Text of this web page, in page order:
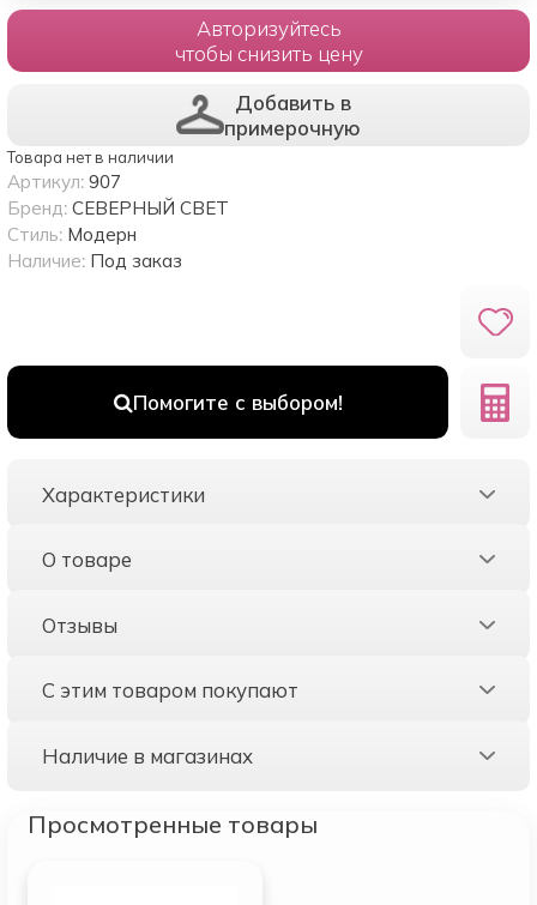
Авторизуйтесь
чтобы снизить цену
Добавить в
примерочную
Товара нет в наличии
Помогите с выбором!
Артикул: 907
Бренд: СЕВЕРНЫЙ СВЕТ
Стиль: Модерн
Наличие: Под заказ
Характеристики
О товаре
Отзывы
С этим товаром покупают
Наличие в магазинах
Просмотренные товары